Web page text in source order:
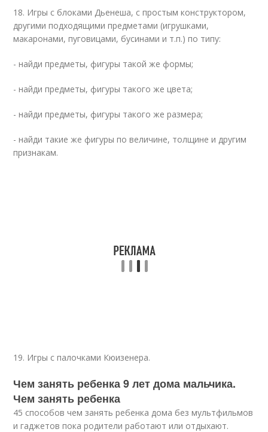
18. Игры с блоками Дьенеша, с простым конструктором,
другими подходящими предметами (игрушками,
макаронами, пуговицами, бусинами и т.п.) по типу:
- найди предметы, фигуры такой же формы;
- найди предметы, фигуры такого же цвета;
- найди предметы, фигуры такого же размера;
- найди такие же фигуры по величине, толщине и другим
признакам.
19. Игры с палочками Кюизенера.
Чем занять ребенка 9 лет дома мальчика.
Чем занять ребенка
45 способов чем занять ребенка дома без мультфильмов
и гаджетов пока родители работают или отдыхают.